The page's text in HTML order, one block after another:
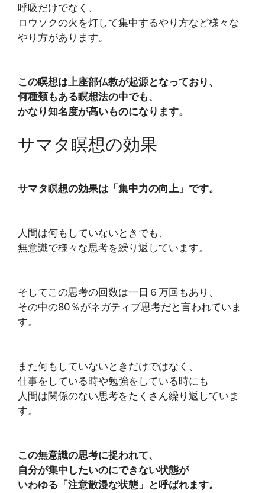
呼吸だけでなく、
ロウソクの火を灯して集中するやり方など様々な
やり方があります。
この瞑想は上座部仏教が起源となっており、
何種類もある瞑想法の中でも、
かなり知名度が高いものになります。
サマタ瞑想の効果
サマタ瞑想の効果は「集中力の向上」です。
人間は何もしていないときでも、
無意識で様々な思考を繰り返しています。
そしてこの思考の回数は一日６万回もあり、
その中の80％がネガティブ思考だと言われていま
す。
また何もしていないときだけではなく、
仕事をしている時や勉強をしている時にも
人間は関係のない思考をたくさん繰り返していま
す。
この無意識の思考に捉われて、
自分が集中したいのにできない状態が
いわゆる「注意散漫な状態」と呼ばれます。